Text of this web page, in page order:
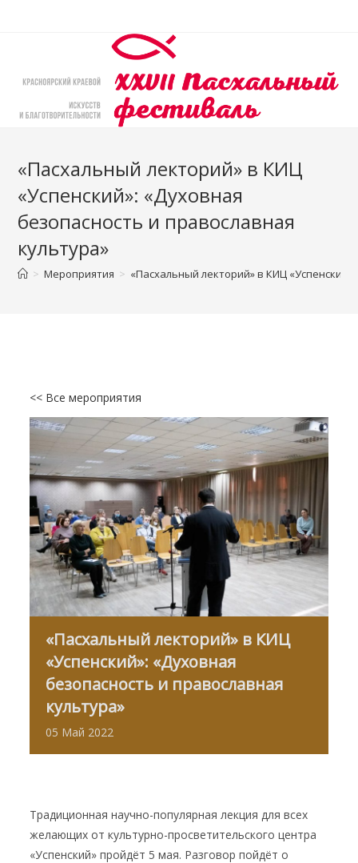
«Пасхальный лекторий» в КИЦ
«Успенский»: «Духовная
безопасность и православная
культура»
> Мероприятия > «Пасхальный лекторий» в КИЦ
<< Все мероприятия
«Пасхальный лекторий» в КИЦ
«Успенский»: «Духовная
безопасность и православная
культура»
05 Май 2022
Традиционная научно-популярная лекция для всех
желающих от культурно-просветительского центра
«Успенский» пройдёт 5 мая. Разговор пойдёт о